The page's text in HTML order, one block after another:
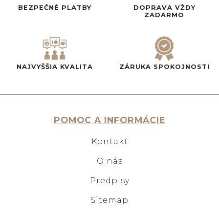
BEZPEČNÉ PLATBY
DOPRAVA VŽDY
ZADARMO
NAJVYŠŠIA KVALITA ZÁRUKA SPOKOJNOSTI
POMOC A INFORMÁCIE
Kontakt
O nás
Predpisy
Sitemap